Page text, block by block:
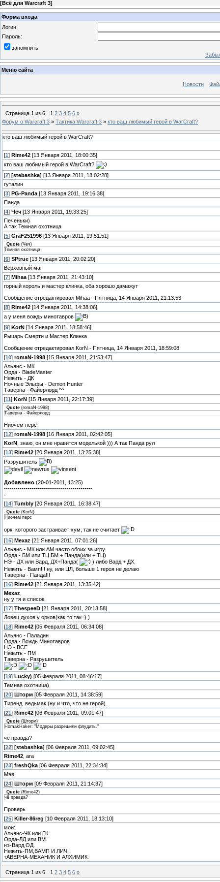
[Всё для Warcraft 3]
Форма входа
Логин:
Пароль:
запомнить
Меню сайта
Новости
Страница 1 из 6 1 2 3 4 5 6 »
Форум о Warcraft 3 » Тактика Warcraft 3 » кто ваш любимый герой в WarCraft?
кто ваш любимый герой в WarCraft?
[1 ] Rime42 [13 Января 2011, 18:00:35]
кто ваш любимый герой в WarCraft?
[2] [stebashka] [13 Января 2011, 18:02:28]
гуталин
[3] PG-Panda [13 Января 2011, 19:16:38]
Панда
[4] Чеч [13 Января 2011, 19:33:25]
Печеньки)
А так Темная охотница
[5] GraF251996 [13 Января 2011, 19:51:51]
Quote (Чеч)
Темная охотница
[6] SPtrue [13 Января 2011, 20:02:20]
Верховный маг
[7] Mihaa [13 Января 2011, 21:43:10]
горный король и мастер клинка, оба хорошо дамажут
Сообщение отредактировал Mihaa - Пятница, 14 Января 2011, 21:13:53
[8] Rime42 [14 Января 2011, 14:38:06]
а у меня вождь минотавров
[9] KorN [14 Января 2011, 18:58:46]
Рыцарь Смерти и Мастер Клинка
Сообщение отредактировал KorN - Пятница, 14 Января 2011, 18:59:08
[10] romaN-1998 [15 Января 2011, 21:53:47]
Альянс - МК
Орда - BladeMaster
Нежить - ДК
Ночные Эльфы - Demon Hunter
Таверна - Файерлорд ^^
[11 ] KorN [15 Января 2011, 22:17:39]
Quote (romaN-1998)
Таверна - Файерлорд
Ниочем перс
[12] romaN-1998 [16 Января 2011, 02:42:05]
KorN
, знаю, он мне нравится моделькой ))) А так Панда рул
[13] Rime42 [20 Января 2011, 13:25:38]
Разрушитель
Добавлено (20-01-2011, 13:25)
---------------------------------------------
[14] Tumbly [20 Января 2011, 16:38:47]
Quote (KorN )
Ниочем перс
орк, которого застраивает хум, так не считает
[15] Mexaz [21 Января 2011, 07:01:26]
Альянс - МК или АМ часто обоих за игру.
Орда - БМ или ТЦ БМ + Панда(или + ТЦ)
НЭ - ДХ или Вард, ДХ+Панда(
) либо Вард + ДХ.
Нежить - Вамп!!! ну, или ЦЛ, больше 1 героя не делаю
Таверна - Панда!!!
[16] Rime42 [21 Января 2011, 13:35:42]
Mexaz
ну у тя и список.
[17] ThespeeD [21 Января 2011, 20:13:58]
Ловец духов у орков(как то так=) )
[18] Rime42 [05 Февраля 2011, 06:34:08]
Альянс - Паладин
Орда - Вождь Минотавров
НЭ - ВСЕ
Нежить - ПМ
Таверна - Разрушитель
[19] Lucky) [05 Февраля 2011, 08:46:17]
Темная охотница)
[20] Шторм [05 Февраля 2011, 14:38:59]
Тиренд, ведьмак (ну и что, что не герой).
[21 ] Rime42 [06 Февраля 2011, 09:01:47]
Quote (Шторм)
HomakHaker: "Модеры разрешили флудить."
чё правда?
[22] [stebashka] [06 Февраля 2011, 09:02:45]
Rime42 , ага
[23] freshQka [06 Февраля 2011, 22:34:34]
Мэв!
[24] Шторм [09 Февраля 2011, 21:14:37]
Quote (Rime42)
чё правда?
Проверь
[25] Killer-86reg [10 Февраля 2011, 18:13:10]
мои:
Альянс-ЧК или ГК.
Орда-ЛД или ВМ.
нэ-Вард,ОД.
Нежить-ПМ,ВАМП И ЛИЧ.
тАВЕРНА-МЕХАНИК И АЛХИМИК.
Страница 1 из 6 1 2 3 4 5 6 »